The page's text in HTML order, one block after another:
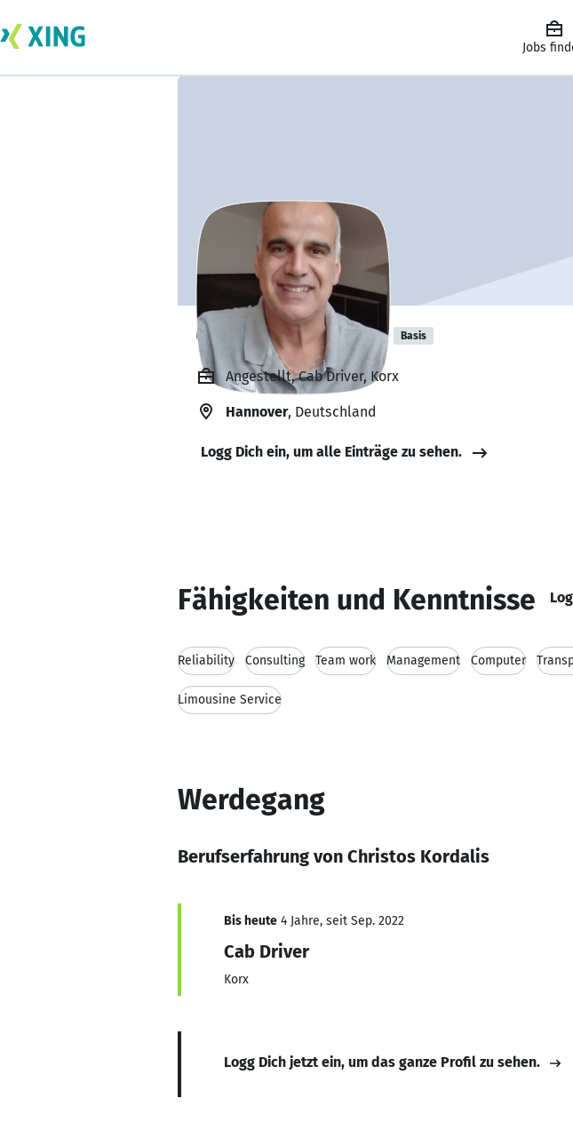
Jobs
Christos Kordalis Basis
Angestellt, Cab Driver, Korx
Hannover, Deutschland
Logg Dich ein, um alle Einträge zu sehen.
Fähigkeiten und Kenntnisse
Reliability Consulting Team work Management Computer
Limousine Service
Werdegang
Berufserfahrung von Christos Kordalis
Bis heute 4 Jahre, seit Sep. 2022
Cab Driver
Korx
Logg Dich jetzt ein, um das ganze Profil zu sehen.